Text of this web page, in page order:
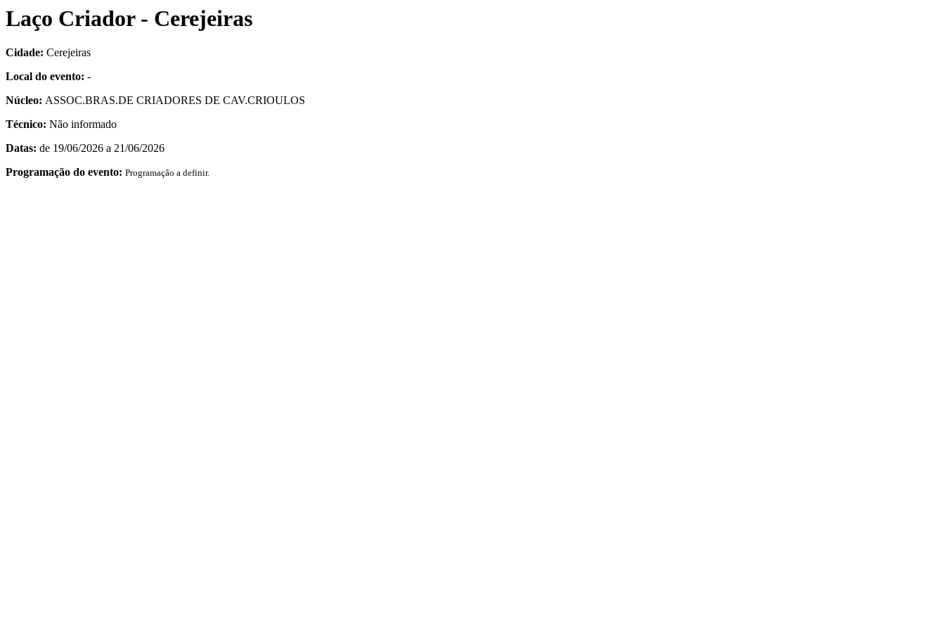
Laço Criador - Cerejeiras
Cidade: Cerejeiras
Local do evento: -
Núcleo: ASSOC.BRAS.DE CRIADORES DE CAV.CRIOULOS
Técnico: Não informado
Datas: de 19/06/2026 a 21/06/2026
Programação do evento: Programação a definir.